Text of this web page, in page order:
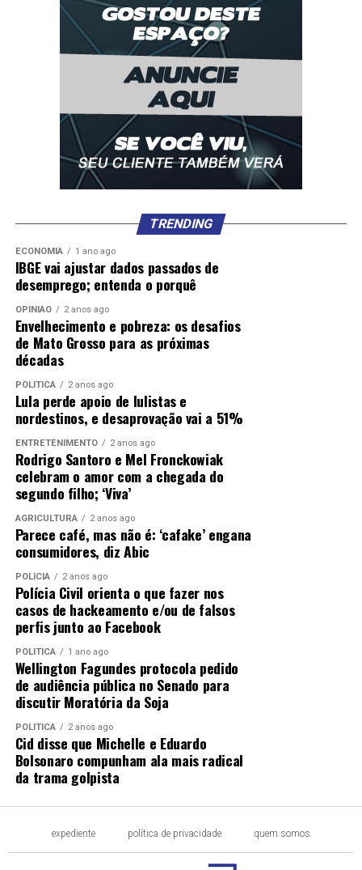
TRENDING
ECONOMIA 1 ano ago
IBGE vai ajustar dados passados de
desemprego; entenda o porquê
OPINIÃO 2 anos ago
Envelhecimento e pobreza: os desafios
de Mato Grosso para as próximas
décadas
POLÍTICA 2 anos ago
Lula perde apoio de lulistas e
nordestinos, e desaprovação vai a 51%
ENTRETENIMENTO 2 anos ago
Rodrigo Santoro e Mel Fronckowiak
celebram o amor com a chegada do
segundo filho; ‘Viva’
AGRICULTURA 2 anos ago
Parece café, mas não é: ‘cafake’ engana
consumidores, diz Abic
POLÍCIA 2 anos ago
Polícia Civil orienta o que fazer nos
casos de hackeamento e/ou de falsos
perfis junto ao Facebook
POLÍTICA 1 ano ago
Wellington Fagundes protocola pedido
de audiência pública no Senado para
discutir Moratória da Soja
POLÍTICA 2 anos ago
Cid disse que Michelle e Eduardo
Bolsonaro compunham ala mais radical
da trama golpista
expediente política de privacidade quem somos